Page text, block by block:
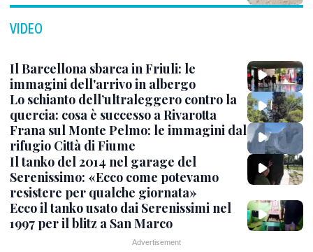
VIDEO
Il Barcellona sbarca in Friuli: le
immagini dell'arrivo in albergo
Lo schianto dell’ultraleggero contro la
quercia: cosa è successo a Rivarotta
Frana sul Monte Pelmo: le immagini dal
rifugio Città di Fiume
Il tanko del 2014 nel garage del
Serenissimo: «Ecco come potevamo
resistere per qualche giornata»
Ecco il tanko usato dai Serenissimi nel
1997 per il blitz a San Marco